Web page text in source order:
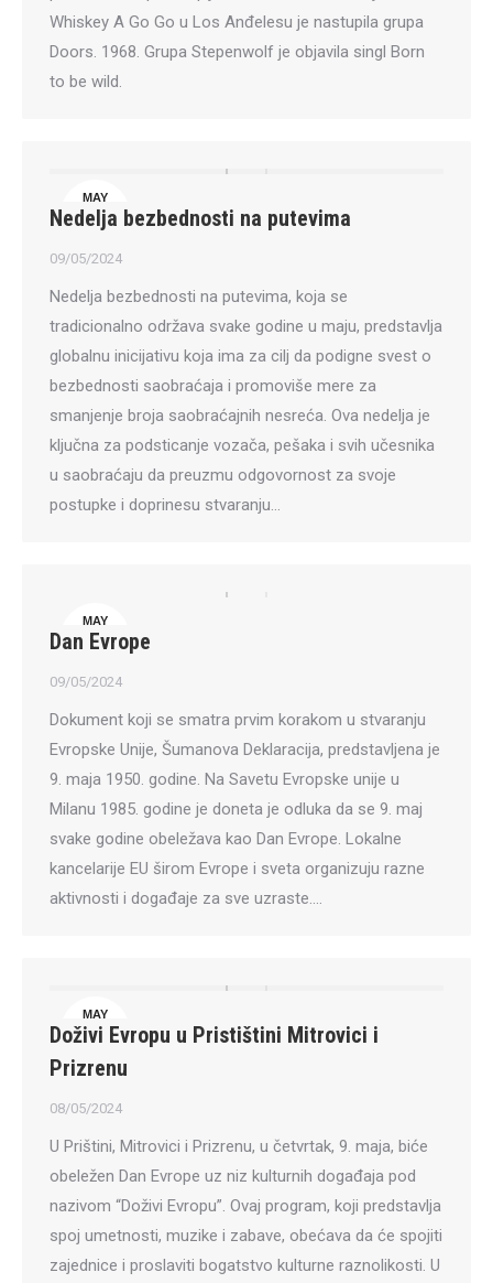
Whiskey A Go Go u Los Anđelesu je nastupila grupa
Doors. 1968. Grupa Stepenwolf je objavila singl Born
to be wild.
MAY
9
Nedelja bezbednosti na putevima
09/05/2024
Nedelja bezbednosti na putevima, koja se
tradicionalno održava svake godine u maju, predstavlja
globalnu inicijativu koja ima za cilj da podigne svest o
bezbednosti saobraćaja i promoviše mere za
smanjenje broja saobraćajnih nesreća. Ova nedelja je
ključna za podsticanje vozača, pešaka i svih učesnika
u saobraćaju da preuzmu odgovornost za svoje
postupke i doprinesu stvaranju…
MAY
9
Dan Evrope
09/05/2024
Dokument koji se smatra prvim korakom u stvaranju
Evropske Unije, Šumanova Deklaracija, predstavljena je
9. maja 1950. godine. Na Savetu Evropske unije u
Milanu 1985. godine je doneta je odluka da se 9. maj
svake godine obeležava kao Dan Evrope. Lokalne
kancelarije EU širom Evrope i sveta organizuju razne
aktivnosti i događaje za sve uzraste.…
MAY
8
Doživi Evropu u Pristištini Mitrovici i
Prizrenu
08/05/2024
U Prištini, Mitrovici i Prizrenu, u četvrtak, 9. maja, biće
obeležen Dan Evrope uz niz kulturnih događaja pod
nazivom “Doživi Evropu”. Ovaj program, koji predstavlja
spoj umetnosti, muzike i zabave, obećava da će spojiti
zajednice i proslaviti bogatstvo kulturne raznolikosti. U